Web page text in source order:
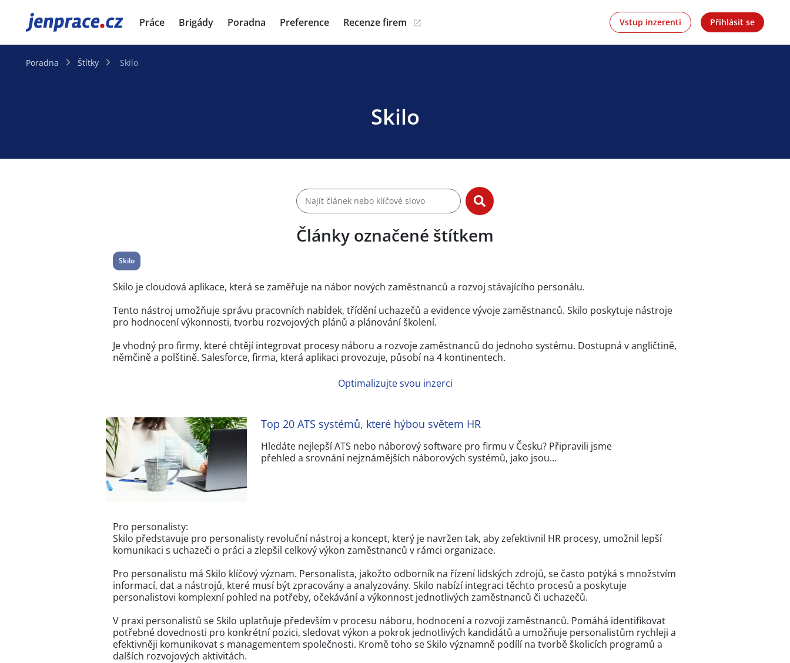
JenPráce.cz Práce Brigády Poradna Preference Recenze firem Vstup inzerenti Přihlásit se
Poradna Štítky Skilo
Skilo
Články označené štítkem
Skilo
Skilo je cloudová aplikace, která se zaměřuje na nábor nových zaměstnanců a rozvoj stávajícího personálu.
Tento nástroj umožňuje správu pracovních nabídek, třídění uchazečů a evidence vývoje zaměstnanců. Skilo poskytuje nástroje
pro hodnocení výkonnosti, tvorbu rozvojových plánů a plánování školení.
Je vhodný pro firmy, které chtějí integrovat procesy náboru a rozvoje zaměstnanců do jednoho systému. Dostupná v angličtině,
němčině a polštině. Salesforce, firma, která aplikaci provozuje, působí na 4 kontinentech.
Optimalizujte svou inzerci
Top 20 ATS systémů, které hýbou světem HR
Hledáte nejlepší ATS nebo náborový software pro firmu v Česku? Připravili jsme
přehled a srovnání nejznámějších náborových systémů, jako jsou…
Pro personalisty:
Skilo představuje pro personalisty revoluční nástroj a koncept, který je navržen tak, aby zefektivnil HR procesy, umožnil lepší
komunikaci s uchazeči o práci a zlepšil celkový výkon zaměstnanců v rámci organizace.
Pro personalistu má Skilo klíčový význam. Personalista, jakožto odborník na řízení lidských zdrojů, se často potýká s množstvím
informací, dat a nástrojů, které musí být zpracovány a analyzovány. Skilo nabízí integraci těchto procesů a poskytuje
personalistovi komplexní pohled na potřeby, očekávání a výkonnost jednotlivých zaměstnanců či uchazečů.
V praxi personalistů se Skilo uplatňuje především v procesu náboru, hodnocení a rozvoji zaměstnanců. Pomáhá identifikovat
potřebné dovednosti pro konkrétní pozici, sledovat výkon a pokrok jednotlivých kandidátů a umožňuje personalistům rychleji a
efektivněji komunikovat s managementem společnosti. Kromě toho se Skilo významně podílí na tvorbě školicích programů a
dalších rozvojových aktivitách.